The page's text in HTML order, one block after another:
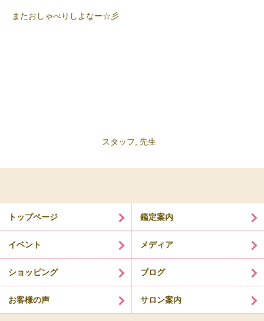
またおしゃべりしよなー☆彡
スタッフ 先生
トップページ 鑑定案内
イベント メディア
ショッピング ブログ
お客様の声 サロン案内